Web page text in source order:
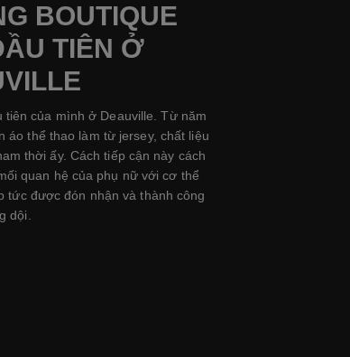
BOUTIQUE
TIÊN Ở
của mình ở Deauville. Từ năm
áo thể thao làm từ jersey, chất liệu
thời ấy. Cách tiếp cận này cách
quan hệ của phụ nữ với cơ thể
tức được đón nhận và thành công
dội.